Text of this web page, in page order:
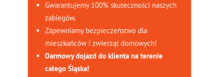
Gwarantujemy 100% skuteczności naszych
zabiegów.
Zapewniamy bezpieczeństwo dla
mieszkańców i zwierząt domowych!
Darmowy dojazd do klienta na terenie
całego Śląska!